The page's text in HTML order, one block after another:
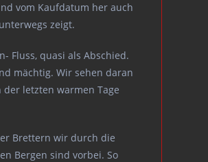
vom Kaufdatum her auch
zeigt.
Fluss, quasi als Abschied.
mächtig. Wir sehen daran
letzten warmen Tage
Brettern wir durch die
Bergen sind vorbei. So